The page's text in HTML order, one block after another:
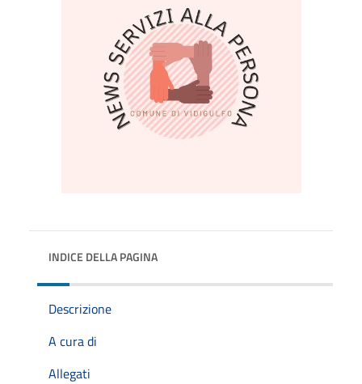
INDICE DELLA PAGINA
Descrizione
A cura di
Allegati